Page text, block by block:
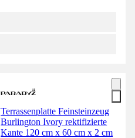
Terrassenplatte Feinsteinzeug
Burlington Ivory rektifizierte
Kante 120 cm x 60 cm x 2 cm